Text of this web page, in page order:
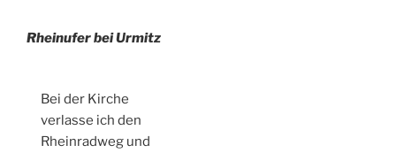
Rheinufer bei Urmitz
Bei der Kirche
verlasse ich den
Rheinradweg und